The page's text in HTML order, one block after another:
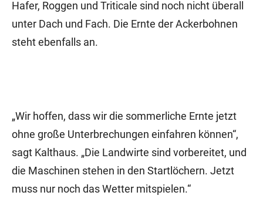
Hafer, Roggen und Triticale sind noch nicht überall
unter Dach und Fach. Die Ernte der Ackerbohnen
steht ebenfalls an.
„Wir hoffen, dass wir die sommerliche Ernte jetzt
ohne große Unterbrechungen einfahren können“,
sagt Kalthaus. „Die Landwirte sind vorbereitet, und
die Maschinen stehen in den Startlöchern. Jetzt
muss nur noch das Wetter mitspielen.“